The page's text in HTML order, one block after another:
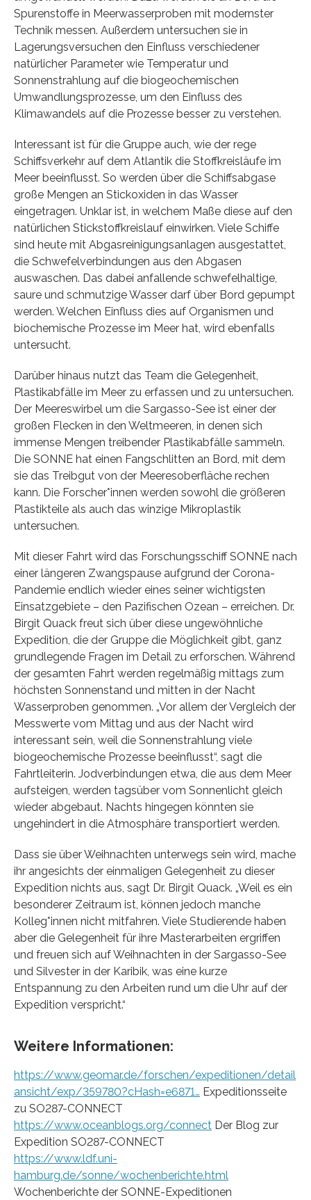
Spurenstoffe in Meerwasserproben mit modernster
Technik messen. Außerdem untersuchen sie in
Lagerungsversuchen den Einfluss verschiedener
natürlicher Parameter wie Temperatur und
Sonnenstrahlung auf die biogeochemischen
Umwandlungsprozesse, um den Einfluss des
Klimawandels auf die Prozesse besser zu verstehen.
Interessant ist für die Gruppe auch, wie der rege
Schiffsverkehr auf dem Atlantik die Stoffkreisläufe im
Meer beeinflusst. So werden über die Schiffsabgase
große Mengen an Stickoxiden in das Wasser
eingetragen. Unklar ist, in welchem Maße diese auf den
natürlichen Stickstoffkreislauf einwirken. Viele Schiffe
sind heute mit Abgasreinigungsanlagen ausgestattet,
die Schwefelverbindungen aus den Abgasen
auswaschen. Das dabei anfallende schwefelhaltige,
saure und schmutzige Wasser darf über Bord gepumpt
werden. Welchen Einfluss dies auf Organismen und
biochemische Prozesse im Meer hat, wird ebenfalls
untersucht.
Darüber hinaus nutzt das Team die Gelegenheit,
Plastikabfälle im Meer zu erfassen und zu untersuchen.
Der Meereswirbel um die Sargasso-See ist einer der
großen Flecken in den Weltmeeren, in denen sich
immense Mengen treibender Plastikabfälle sammeln.
Die SONNE hat einen Fangschlitten an Bord, mit dem
sie das Treibgut von der Meeresoberfläche rechen
kann. Die Forscher*innen werden sowohl die größeren
Plastikteile als auch das winzige Mikroplastik
untersuchen.
Mit dieser Fahrt wird das Forschungsschiff SONNE nach
einer längeren Zwangspause aufgrund der Corona-
Pandemie endlich wieder eines seiner wichtigsten
Einsatzgebiete – den Pazifischen Ozean – erreichen. Dr.
Birgit Quack freut sich über diese ungewöhnliche
Expedition, die der Gruppe die Möglichkeit gibt, ganz
grundlegende Fragen im Detail zu erforschen. Während
der gesamten Fahrt werden regelmäßig mittags zum
höchsten Sonnenstand und mitten in der Nacht
Wasserproben genommen. „Vor allem der Vergleich der
Messwerte vom Mittag und aus der Nacht wird
interessant sein, weil die Sonnenstrahlung viele
biogeochemische Prozesse beeinflusst“, sagt die
Fahrtleiterin. Jodverbindungen etwa, die aus dem Meer
aufsteigen, werden tagsüber vom Sonnenlicht gleich
wieder abgebaut. Nachts hingegen könnten sie
ungehindert in die Atmosphäre transportiert werden.
Dass sie über Weihnachten unterwegs sein wird, mache
ihr angesichts der einmaligen Gelegenheit zu dieser
Expedition nichts aus, sagt Dr. Birgit Quack. „Weil es ein
besonderer Zeitraum ist, können jedoch manche
Kolleg*innen nicht mitfahren. Viele Studierende haben
aber die Gelegenheit für ihre Masterarbeiten ergriffen
und freuen sich auf Weihnachten in der Sargasso-See
und Silvester in der Karibik, was eine kurze
Entspannung zu den Arbeiten rund um die Uhr auf der
Expedition verspricht.“
Weitere Informationen:
https://www.geomar.de/forschen/expeditionen/detail
ansicht/exp/359780?cHash=e6871… Expeditionsseite
zu SO287-CONNECT
https://www.oceanblogs.org/connect Der Blog zur
Expedition SO287-CONNECT
https://www.ldf.uni-
hamburg.de/sonne/wochenberichte.html
Wochenberichte der SONNE-Expeditionen